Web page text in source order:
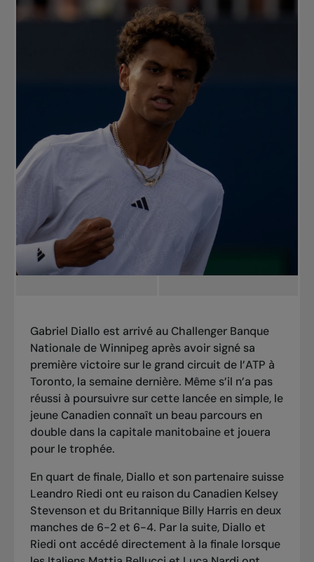
Gabriel Diallo est arrivé au Challenger Banque
Nationale de Winnipeg après avoir signé sa
première victoire sur le grand circuit de l’ATP à
Toronto, la semaine dernière. Même s’il n’a pas
réussi à poursuivre sur cette lancée en simple, le
jeune Canadien connaît un beau parcours en
double dans la capitale manitobaine et jouera
pour le trophée.
En quart de finale, Diallo et son partenaire suisse
Leandro Riedi ont eu raison du Canadien Kelsey
Stevenson et du Britannique Billy Harris en deux
manches de 6-2 et 6-4. Par la suite, Diallo et
Riedi ont accédé directement à la finale lorsque